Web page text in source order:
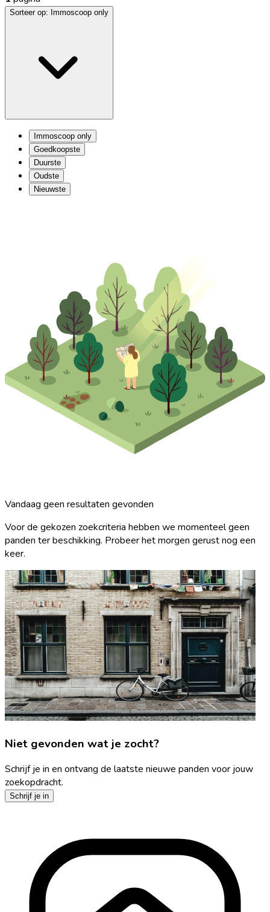
Sorteer op: Immoscoop only
Immoscoop only
Goedkoopste
Duurste
Oudste
Nieuwste
Vandaag geen resultaten gevonden
Voor de gekozen zoekcriteria hebben we momenteel geen
panden ter beschikking. Probeer het morgen gerust nog een
keer.
Niet gevonden wat je zocht?
Schrijf je in en ontvang de laatste nieuwe panden voor jouw
zoekopdracht.
Schrijf je in